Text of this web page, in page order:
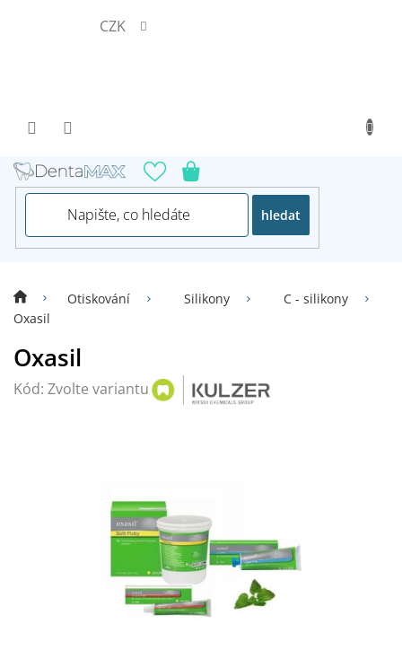
CZK
hledat
Otiskování Silikony
C - silikony
Oxasil
Oxasil
Kód: Zvolte variantu